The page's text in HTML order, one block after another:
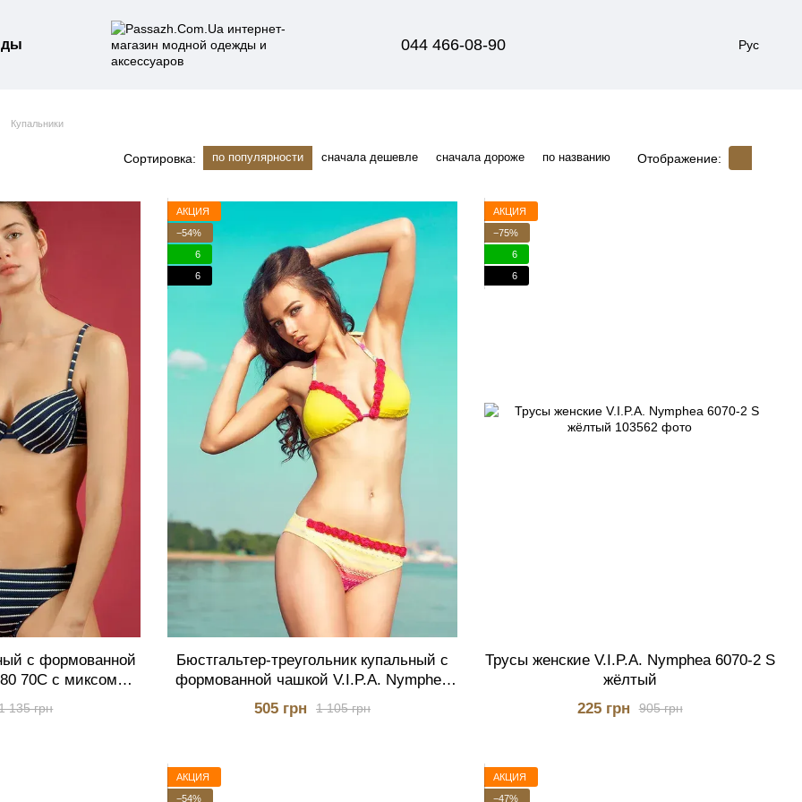
044 466-08-90 Рус
Купальники
Сортировка: по популярности сначала дешевле сначала дороже по названию Отображение:
с формованной
70C с миксом
135 грн
АКЦИЯ
−54%
6
6
Бюстгальтер-треугольник купальный с
формованной чашкой V.I.P.A. Nymphea
6070 S жёлтый
1 105 грн
505 грн
АКЦИЯ
−75%
6
6
Трусы женские V.I.P.A. Nymphea 6070-2 S
жёлтый
905 грн
225 грн
АКЦИЯ
−54%
АКЦИЯ
−47%